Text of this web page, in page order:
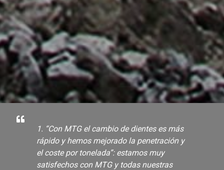
1. “Con MTG el cambio de dientes es más
rápido y hemos mejorado la penetración y
el coste por tonelada”: estamos muy
satisfechos con MTG y todas nuestras